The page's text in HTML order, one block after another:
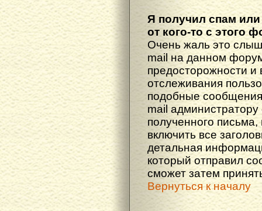
Я получил спам
от кого-то с этого
Очень жаль это
mail на данном
предосторожности и
отслеживания
подобные
mail
полученного
включить все
детальная
который отправил
сможет затем
Вернуться к началу